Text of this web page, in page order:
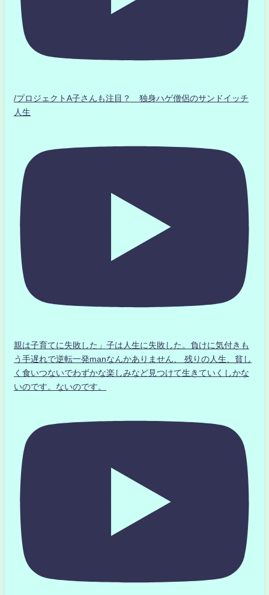
/プロジェクトA子さんも注目？ 独身ハゲ僧侶のサンドイッチ
人生
親は子育てに失敗した」子は人生に失敗した。負けに気付きも
う手遅れで逆転一発manなんかありません、 残りの人生、貧し
く食いつないでわずかな楽しみなど見つけて生きていくしかな
いのです。ないのです。